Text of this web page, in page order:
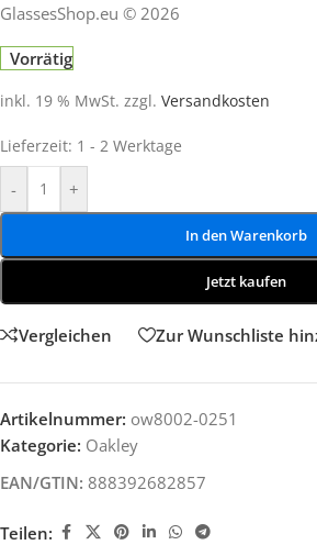
GlassesShop.eu © 2026
Vorrätig
inkl. 19 % MwSt. zzgl. Versandkosten
Lieferzeit: 1 - 2 Werktage
- +
In den Warenkorb
Jetzt kaufen
Vergleichen Zur Wunschliste
Artikelnummer: ow8002-0251
Kategorie: Oakley
EAN/GTIN: 888392682857
Teilen: